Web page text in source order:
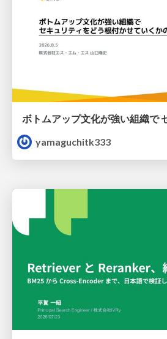
yamaguchitk333